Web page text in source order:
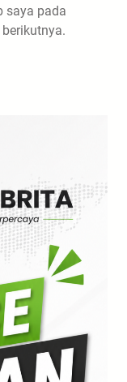
saya pada